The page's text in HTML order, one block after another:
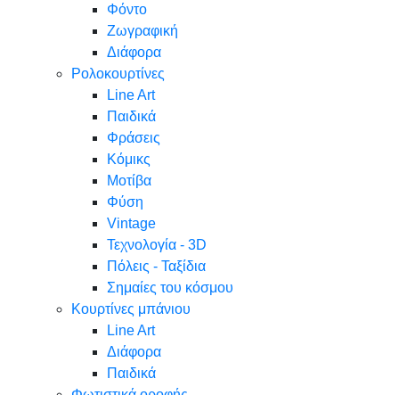
Φόντο
Ζωγραφική
Διάφορα
Ρολοκουρτίνες
Line Art
Παιδικά
Φράσεις
Κόμικς
Μοτίβα
Φύση
Vintage
Τεχνολογία - 3D
Πόλεις - Ταξίδια
Σημαίες του κόσμου
Κουρτίνες μπάνιου
Line Art
Διάφορα
Παιδικά